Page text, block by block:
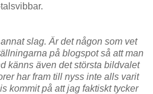
slag. Är det någon som vet
på blogspot så att man
känns även det största bildvalet
har fram till nyss inte alls varit
kommit på att jag faktiskt tycker